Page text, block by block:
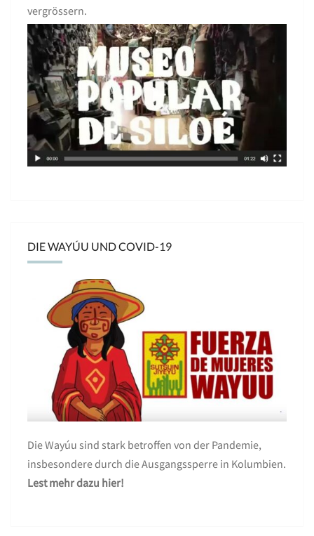
vergrössern.
DIE WAYÚU UND COVID-19
Die Wayúu sind stark betroffen von der Pandemie,
insbesondere durch die Ausgangssperre in Kolumbien.
Lest mehr dazu hier!